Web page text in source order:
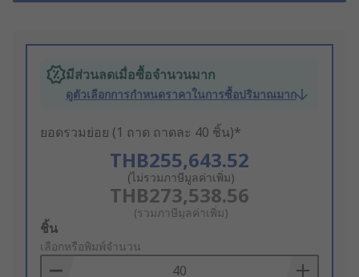
มีส่วนลดเมื่อซื้อจำนวนมาก
ดูตัวเลือกการกำหนดราคาในการซื้อปริมาณมาก
ยอดรวมย่อย (1 ถาด ถาดละ 40 ชิ้น)*
THB255,643.52
(ไม่รวมภาษีมูลค่าเพิ่ม)
THB273,538.56
(รวมภาษีมูลค่าเพิ่ม)
Add
to
Basket
ชิ้น
เลือกหรือพิมพ์จำนวน